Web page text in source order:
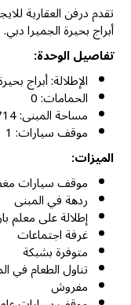
أبراج بحيرة الجميرا دبي.
تفاصيل الوحدة:
الإطلالة: أبراج
الحمامات: 0
مساحة المبنى: 1714 قدم مربع
موقف سيارات: 1
الميزات:
موقف سيارات
ردهة في المبنى
إطلالة على معلم
غرفة اجتماعات
متوفرة بشبكة
تناول الطعام في
مفروش